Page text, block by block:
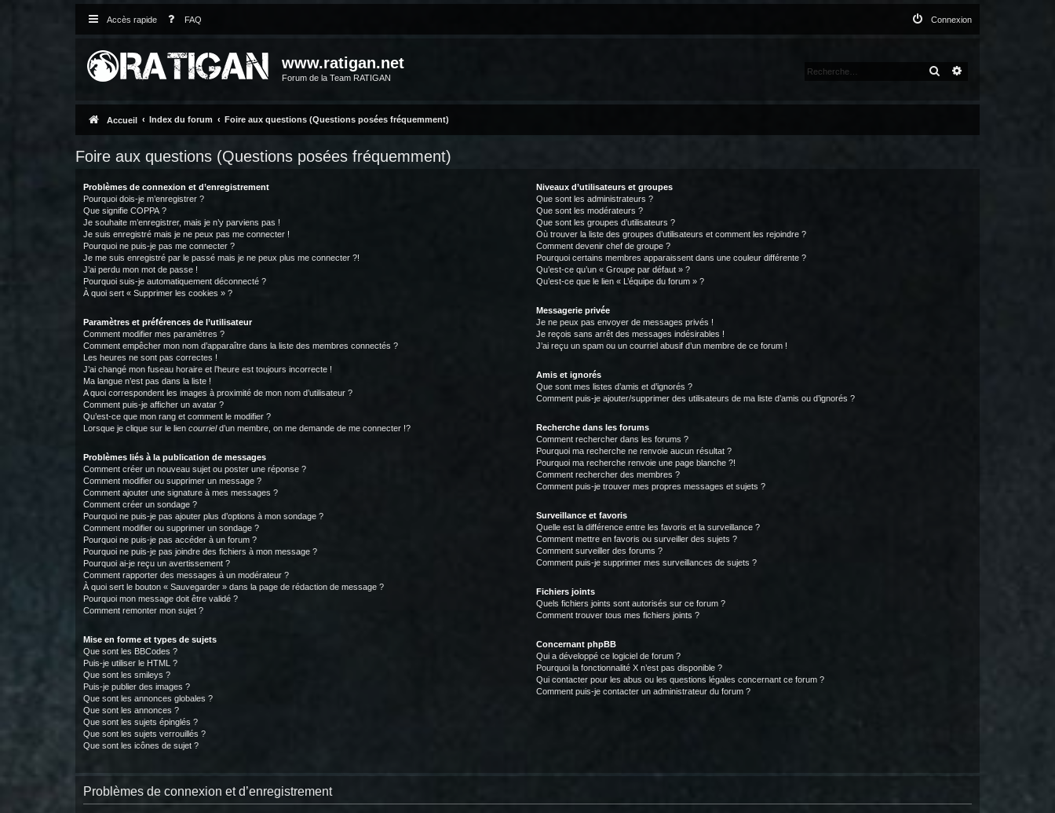
Accès rapide FAQ Connexion
www.ratigan.net
Forum de la Team RATIGAN
RECHERCHER
Accueil Index du forum Foire aux questions (Questions posées fréquemment)
Foire aux questions (Questions posées fréquemment)
Problèmes de connexion et d’enregistrement
Pourquoi dois-je m’enregistrer ?
Que signifie COPPA ?
Je souhaite m’enregistrer, mais je n’y parviens pas !
Je suis enregistré mais je ne peux pas me connecter !
Pourquoi ne puis-je pas me connecter ?
Je me suis enregistré par le passé mais je ne peux plus me connecter ?!
J’ai perdu mon mot de passe !
Pourquoi suis-je automatiquement déconnecté ?
À quoi sert « Supprimer les cookies » ?
Paramètres et préférences de l’utilisateur
Comment modifier mes paramètres ?
Comment empêcher mon nom d’apparaître dans la liste des membres connectés ?
Les heures ne sont pas correctes !
J’ai changé mon fuseau horaire et l’heure est toujours incorrecte !
Ma langue n’est pas dans la liste !
A quoi correspondent les images à proximité de mon nom d’utilisateur ?
Comment puis-je afficher un avatar ?
Qu’est-ce que mon rang et comment le modifier ?
Lorsque je clique sur le lien courrield’un membre, on me demande de me connecter !?
Problèmes liés à la publication de messages
Comment créer un nouveau sujet ou poster une réponse ?
Comment modifier ou supprimer un message ?
Comment ajouter une signature à mes messages ?
Comment créer un sondage ?
Pourquoi ne puis-je pas ajouter plus d’options à mon sondage ?
Comment modifier ou supprimer un sondage ?
Pourquoi ne puis-je pas accéder à un forum ?
Pourquoi ne puis-je pas joindre des fichiers à mon message ?
Pourquoi ai-je reçu un avertissement ?
Comment rapporter des messages à un modérateur ?
À quoi sert le bouton « Sauvegarder » dans la page de rédaction de message ?
Pourquoi mon message doit être validé ?
Comment remonter mon sujet ?
Mise en forme et types de sujets
Que sont les BBCodes ?
Puis-je utiliser le HTML ?
Que sont les smileys ?
Puis-je publier des images ?
Que sont les annonces globales ?
Que sont les annonces ?
Que sont les sujets épinglés ?
Que sont les sujets verrouillés ?
Que sont les icônes de sujet ?
Niveaux d’utilisateurs et groupes
Que sont les administrateurs ?
Que sont les modérateurs ?
Que sont les groupes d’utilisateurs ?
Où trouver la liste des groupes d’utilisateurs et comment les rejoindre ?
Comment devenir chef de groupe ?
Pourquoi certains membres apparaissent dans une couleur différente ?
Qu’est-ce qu’un « Groupe par défaut » ?
Qu’est-ce que le lien « L’équipe du forum » ?
Messagerie privée
Je ne peux pas envoyer de messages privés !
Je reçois sans arrêt des messages indésirables !
J’ai reçu un spam ou un courriel abusif d’un membre de ce forum !
Amis et ignorés
Que sont mes listes d’amis et d’ignorés ?
Comment puis-je ajouter/supprimer des utilisateurs de ma liste d’amis ou d’ignorés ?
Recherche dans les forums
Comment rechercher dans les forums ?
Pourquoi ma recherche ne renvoie aucun résultat ?
Pourquoi ma recherche renvoie une page blanche ?!
Comment rechercher des membres ?
Comment puis-je trouver mes propres messages et sujets ?
Surveillance et favoris
Quelle est la différence entre les favoris et la surveillance ?
Comment mettre en favoris ou surveiller des sujets ?
Comment surveiller des forums ?
Comment puis-je supprimer mes surveillances de sujets ?
Fichiers joints
Quels fichiers joints sont autorisés sur ce forum ?
Comment trouver tous mes fichiers joints ?
Concernant phpBB
Qui a développé ce logiciel de forum ?
Pourquoi la fonctionnalité X n’est pas disponible ?
Qui contacter pour les abus ou les questions légales concernant ce forum ?
Comment puis-je contacter un administrateur du forum ?
Problèmes de connexion et d’enregistrement